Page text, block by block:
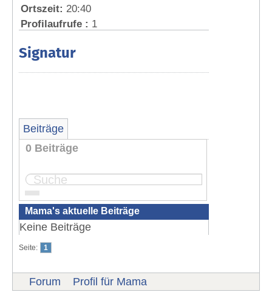
Ortszeit: 20:40
Profilaufrufe : 1
Signatur
Beiträge
0 Beiträge
Mama's aktuelle Beiträge
Keine Beiträge
Seite: 1
Forum Profil für Mama